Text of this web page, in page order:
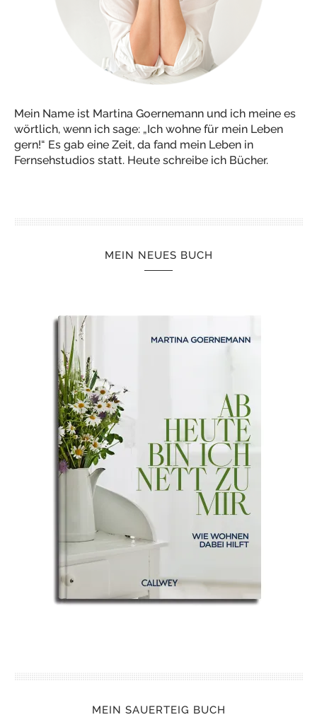
Mein Name ist Martina Goernemann und ich meine es
wörtlich, wenn ich sage: „Ich wohne für mein Leben
gern!“ Es gab eine Zeit, da fand mein Leben in
Fernsehstudios statt. Heute schreibe ich Bücher.
MEIN NEUES BUCH
MEIN SAUERTEIG BUCH